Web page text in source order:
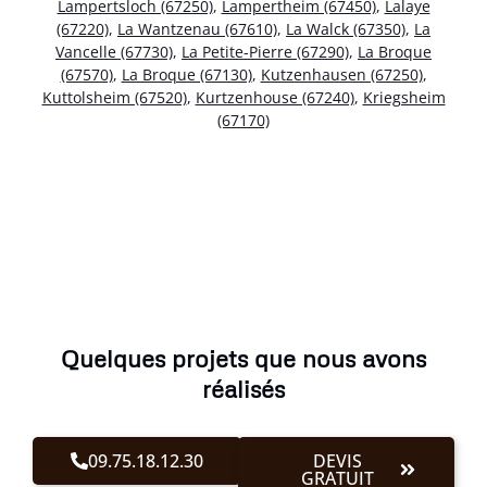
Lampertsloch (67250), Lampertheim (67450), Lalaye
(67220), La Wantzenau (67610), La Walck (67350), La
Vancelle (67730), La Petite-Pierre (67290), La Broque
(67570), La Broque (67130), Kutzenhausen (67250),
Kuttolsheim (67520), Kurtzenhouse (67240), Kriegsheim
(67170)
Quelques projets que nous avons
réalisés
09.75.18.12.30 DEVIS
GRATUIT